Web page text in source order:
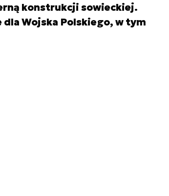
konstrukcji sowieckiej.
Wojska Polskiego, w tym